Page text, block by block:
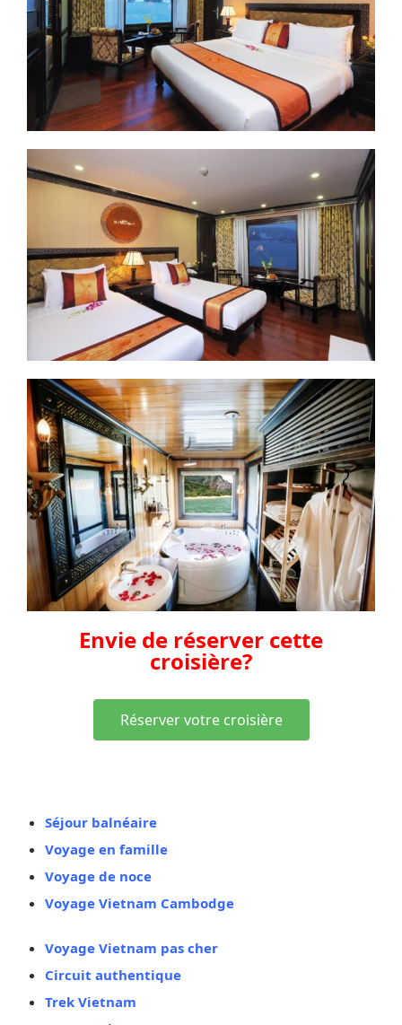
Envie de réserver cette
croisière?
Réserver votre croisière
Séjour balnéaire
Voyage en famille
Voyage de noce
Voyage Vietnam Cambodge
Voyage Vietnam pas cher
Circuit authentique
Trek Vietnam